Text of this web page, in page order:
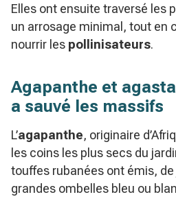
Elles ont ensuite traversé les
un arrosage minimal, tout en
nourrir les pollinisateurs.
Agapanthe et
a sauvé les massifs
L’agapanthe, originaire
les coins les plus secs du
touffes rubanées ont émis,
grandes ombelles bleu ou